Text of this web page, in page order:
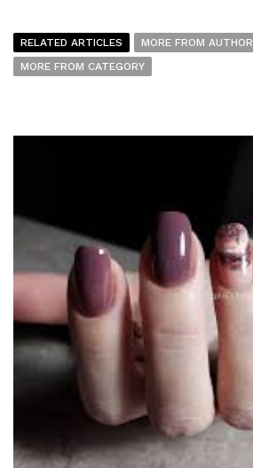
RELATED ARTICLES
MORE FROM AUTHOR
MORE FROM CATEGORY